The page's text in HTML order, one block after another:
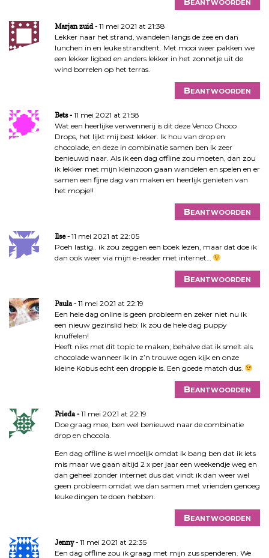
Marjan zuid
11 mei 2021 at 21:38
Lekker naar het strand, wandelen langs de zee en dan
lunchen in en leuke strandtent. Met mooi weer pakken we
een lekker ligbed en anders lekker in het zonnetje uit de
wind borrelen op het terras.
Beantwoorden
Bets
11 mei 2021 at 21:58
Wat een heerlijke verwennerij is dit deze Venco Choco
Drops, het lijkt mij best lekker. Ik hou van drop en
chocolade, en deze in combinatie samen ben ik zeer
benieuwd naar. Als ik een dag offline zou moeten, dan zou
ik lekker met mijn kleinzoon gaan wandelen en spelen en er
samen een fijne dag van maken en heerlijk genieten van
het mopje!!
Beantwoorden
Ilse
11 mei 2021 at 22:05
Poeh lastig.. ik zou zeggen een boek lezen, maar dat doe ik
dan ook weer via mijn e-reader met internet…
Beantwoorden
Paula
11 mei 2021 at 22:19
Een hele dag online is geen probleem en zeker niet nu ik
een nieuw gezinslid heb: Ik zou de hele dag puppy
knuffelen!
Heeft niks met dit topic te maken; behalve dat ik smelt als
chocolade wanneer ik in z’n trouwe ogen kijk en onze
kleine Kobus echt een droppie is. Een goede match dus.
Beantwoorden
Frieda
11 mei 2021 at 22:19
Doe graag mee, ben wel benieuwd naar de combinatie
drop en chocola.
Een dag offline is wel moelijk omdat ik bang ben dat ik iets
mis maar we gaan altijd 2 x per jaar een weekendje weg en
dan geheel zonder internet dus dat vindt ik dan weer wel
geen probleem omdat we dan samen met vrienden genoeg
leuke dingen te doen hebben.
Beantwoorden
Jenny
11 mei 2021 at 22:35
Een dag offline zou ik graag met mijn zus spenderen. We